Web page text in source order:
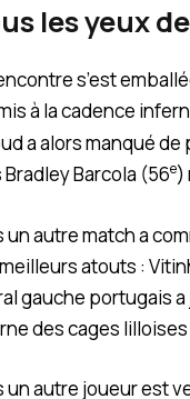
les yeux
s’est
à la cadence
a alors manqué
Barcola (56e)
un autre match a
atouts :
gauche portugais
des cages
un autre joueur est